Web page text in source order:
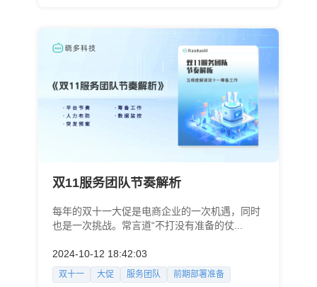
双11服务团队节奏解析
每年的双十一大促是电商企业的一次机遇，同时
也是一次挑战。常言道“不打没有准备的仗...
2024-10-12 18:42:03
双十一 大促 服务团队 前期部署准备